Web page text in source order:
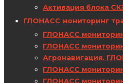
Активация блока
ГЛОНАСС мониторинг
ГЛОНАСС
ГЛОНАСС
Агронавигация.
ГЛОНАСС
ГЛОНАСС